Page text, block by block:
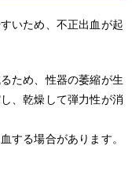
いため、不正出血が起
ため、性器の萎縮が生
、乾燥して弾力性が消
する場合があります。